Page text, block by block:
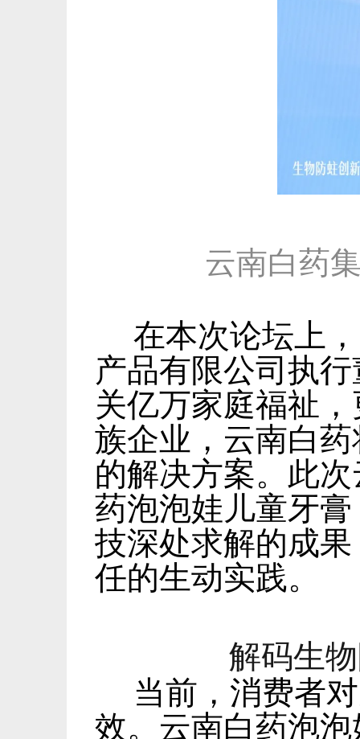
云南白药
在本次论坛上
产品有限公司执
关亿万家庭福祉
族企业，云南白
的解决方案。此
药泡泡娃儿童牙
技深处求解的成
任的生动实践。
解码生
当前，消费者
效。云南白药泡